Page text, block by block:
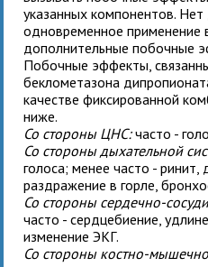
указанных компонентов.
одновременное применение
дополнительные побочные
Побочные эффекты,
беклометазона
качестве фиксированной
ниже.
Со стороны ЦНС:часто -
Со стороны дыхательной
голоса; менее часто - ринит,
раздражение в горле,
Со стороны сердечно-
часто - сердцебиение,
изменение ЭКГ.
Со стороны костно-